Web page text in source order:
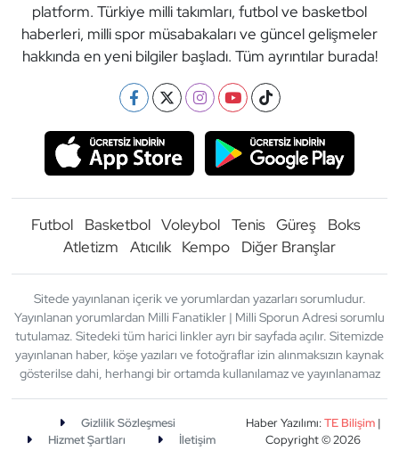
platform. Türkiye milli takımları, futbol ve basketbol
haberleri, milli spor müsabakaları ve güncel gelişmeler
hakkında en yeni bilgiler başladı. Tüm ayrıntılar burada!
Futbol Basketbol Voleybol Tenis Güreş
Boks
Atletizm
Atıcılık Kempo Diğer Branşlar
Sitede yayınlanan içerik ve yorumlardan yazarları sorumludur.
Yayınlanan yorumlardan Milli Fanatikler | Milli Sporun Adresi sorumlu
tutulamaz. Sitedeki tüm harici linkler ayrı bir sayfada açılır. Sitemizde
yayınlanan haber, köşe yazıları ve fotoğraflar izin alınmaksızın kaynak
gösterilse dahi, herhangi bir ortamda kullanılamaz ve yayınlanamaz
Gizlilik Sözleşmesi
Hizmet Şartları
İletişim
Haber Yazılımı:TE Bilişim|
Copyright © 2026